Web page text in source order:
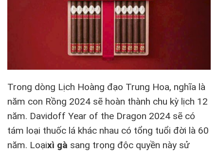
Trong dòng Lịch Hoàng đạo Trung Hoa, nghĩa là
năm con Rồng 2024 sẽ hoàn thành chu kỳ lịch 12
năm. Davidoff Year of the Dragon 2024 sẽ có
tám loại thuốc lá khác nhau có tổng tuổi đời là 60
năm. Loạixì gà sang trọng độc quyền này sử